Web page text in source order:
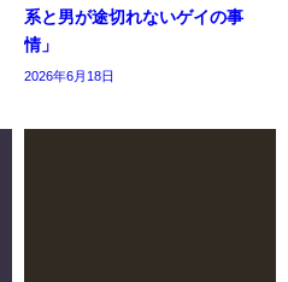
系と男が途切れないゲイの事
情」
2026年6月18日